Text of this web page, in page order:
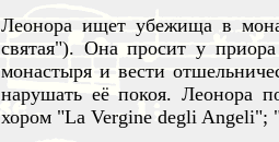
Леонора ищет убежища в
святая"). Она просит у приора
монастыря и вести
нарушать её покоя. Леонора
хором "La Vergine degli Angeli";